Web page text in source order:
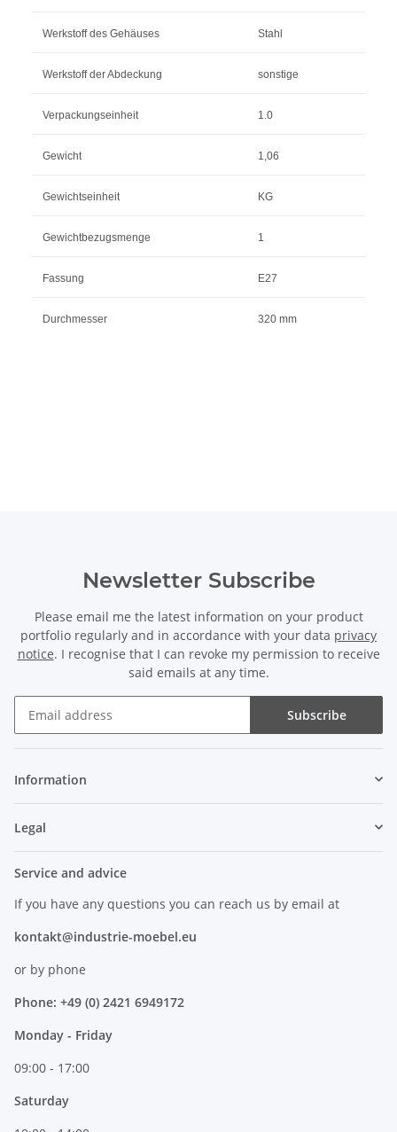
Werkstoff des Gehäuses Stahl
Werkstoff der Abdeckung sonstige
Verpackungseinheit 1.0
Gewicht 1,06
Gewichtseinheit KG
Gewichtbezugsmenge 1
Fassung E27
Durchmesser 320 mm
Newsletter Subscribe
Please email me the latest information on your product
portfolio regularly and in accordance with your data privacy
notice. I recognise that I can revoke my permission to receive
said emails at any time.
Subscribe
Information
Legal
Service and advice
If you have any questions you can reach us by email at
kontakt@industrie-moebel.eu
or by phone
Phone: +49 (0) 2421 6949172
Monday - Friday
09:00 - 17:00
Saturday